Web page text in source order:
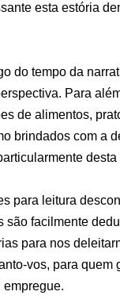
esta estória
do tempo da
Para
de alimentos,
brindados com a
para leitura
facilmente
para nos
vos, para quem
empregue.